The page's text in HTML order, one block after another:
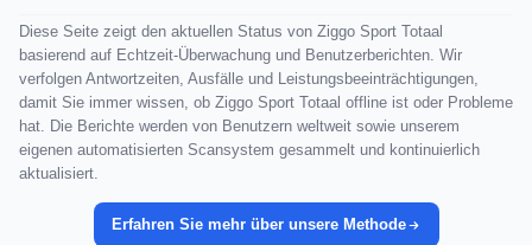
Diese Seite zeigt den aktuellen Status von Ziggo Sport Totaal
basierend auf Echtzeit-Überwachung und Benutzerberichten. Wir
verfolgen Antwortzeiten, Ausfälle und Leistungsbeeinträchtigungen,
damit Sie immer wissen, ob Ziggo Sport Totaal offline ist oder Probleme
hat. Die Berichte werden von Benutzern weltweit sowie unserem
eigenen automatisierten Scansystem gesammelt und kontinuierlich
aktualisiert.
Erfahren Sie mehr über unsere Methode